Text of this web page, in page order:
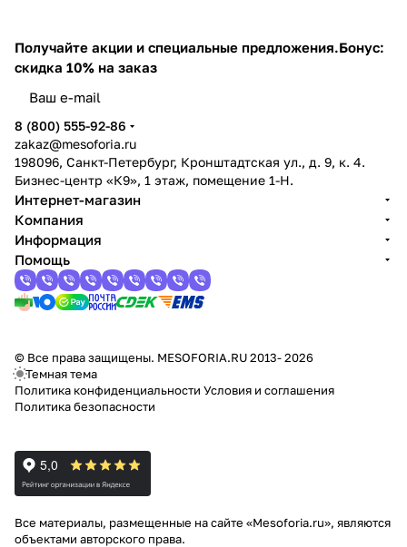
Получайте акции и специальные предложения.Бонус:
скидка 10% на заказ
8 (800) 555-92-86
zakaz@mesoforia.ru
198096, Санкт-Петербург, Кронштадтская ул., д. 9, к. 4.
Бизнес-центр «К9», 1 этаж, помещение 1-Н.
Интернет-магазин
Компания
Информация
Помощь
© Все права защищены. MESOFORIA.RU 2013- 2026
Темная тема
Политика конфиденциальности Условия и соглашения
Политика безопасности
Все материалы, размещенные на сайте «Mesoforia.ru», являются
объектами авторского права.